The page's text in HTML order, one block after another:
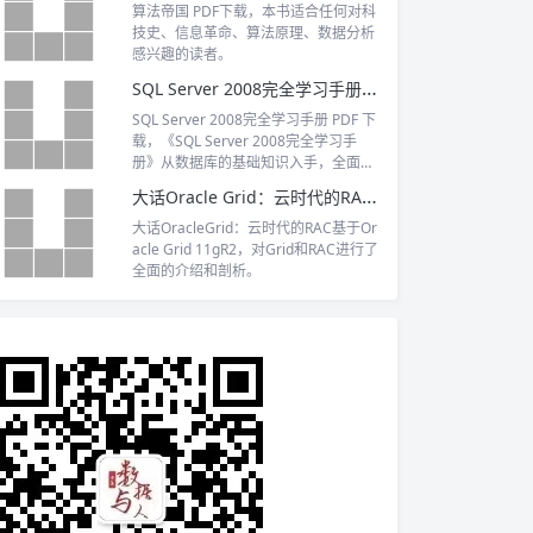
云技术团队独到的实践经验，是国内IT
技术图书又一套重磅作品。
算法帝国 PDF下载，本书适合任何对科
技史、信息革命、算法原理、数据分析
感兴趣的读者。
SQL Server 2008完全学习手册 PDF 下载
SQL Server 2008完全学习手册 PDF 下
载，《SQL Server 2008完全学习手
册》从数据库的基础知识入手，全面介
大话Oracle Grid：云时代的RAC PDF下载
大话OracleGrid：云时代的RAC基于Or
acle Grid 11gR2，对Grid和RAC进行了
全面的介绍和剖析。